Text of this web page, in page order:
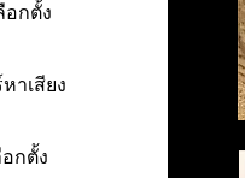
อกตั้ง
าเสียง
อกตั้ง